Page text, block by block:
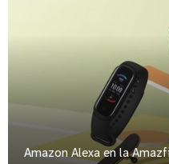
Amazon Alexa en la